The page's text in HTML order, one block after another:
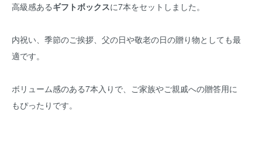
高級感あるギフトボックスに7本をセットしました。
内祝い、季節のご挨拶、父の日や敬老の日の贈り物としても最
適です。
ボリューム感のある7本入りで、ご家族やご親戚への贈答用に
もぴったりです。